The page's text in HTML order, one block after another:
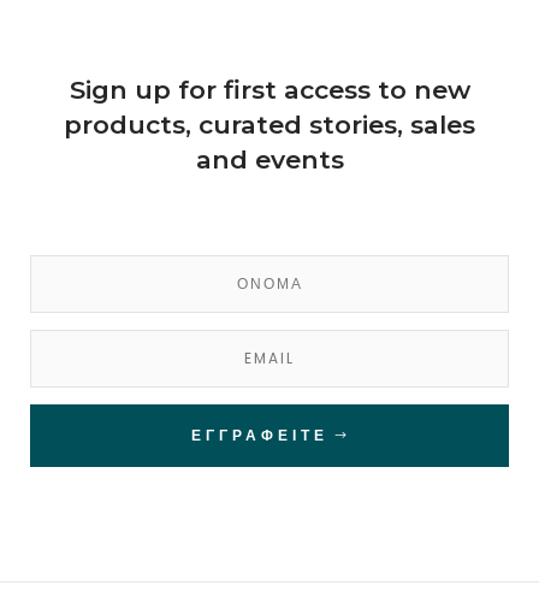
Sign up for first access to new
products, curated stories, sales
and events
ΕΓΓΡΑΦΕΊΤΕ